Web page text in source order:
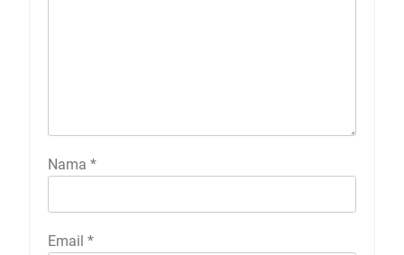
Nama *
Email *